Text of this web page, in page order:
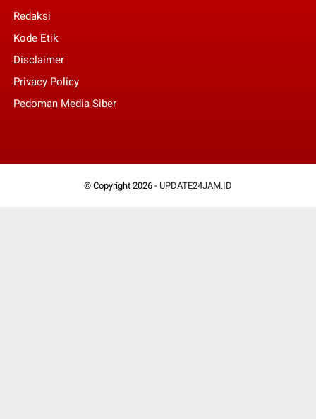
Redaksi
Kode Etik
Disclaimer
Privacy Policy
Pedoman Media Siber
© Copyright 2026 - UPDATE24JAM.ID